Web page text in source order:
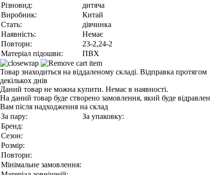
Різновид:
дитяча
Виробник:
Китай
Стать:
дівчинка
Наявність:
Немає
Повтори:
23-2,24-2
Матеріал підошви:
ПВХ
Товар знаходиться на віддаленому складі. Відправка протягом
декількох днів
Даний товар не можна купити. Немає в наявності.
На даний товар буде створено замовлення, який буде відравлен
Вам після надходження на склад
За пару:
За упаковку:
Бренд:
Сезон:
Розмір:
Повтори:
Мінімальне замовлення: